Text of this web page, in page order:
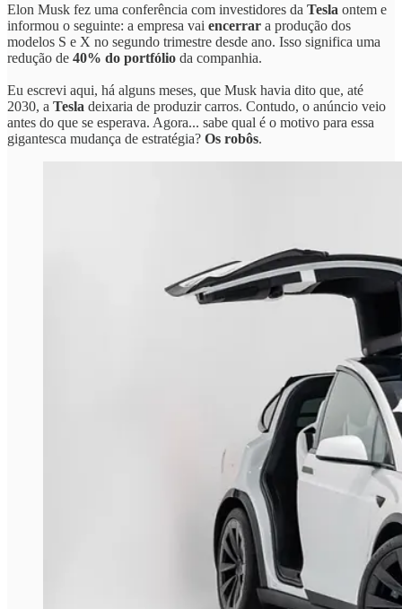
Elon Musk fez uma conferência com investidores da Tesla ontem e
informou o seguinte: a empresa vai encerrar a produção dos
modelos S e X no segundo trimestre desde ano. Isso significa uma
redução de 40% do portfólio da companhia.
Eu escrevi aqui, há alguns meses, que Musk havia dito que, até
2030, a Tesla deixaria de produzir carros. Contudo, o anúncio veio
antes do que se esperava. Agora... sabe qual é o motivo para essa
gigantesca mudança de estratégia? Os robôs.